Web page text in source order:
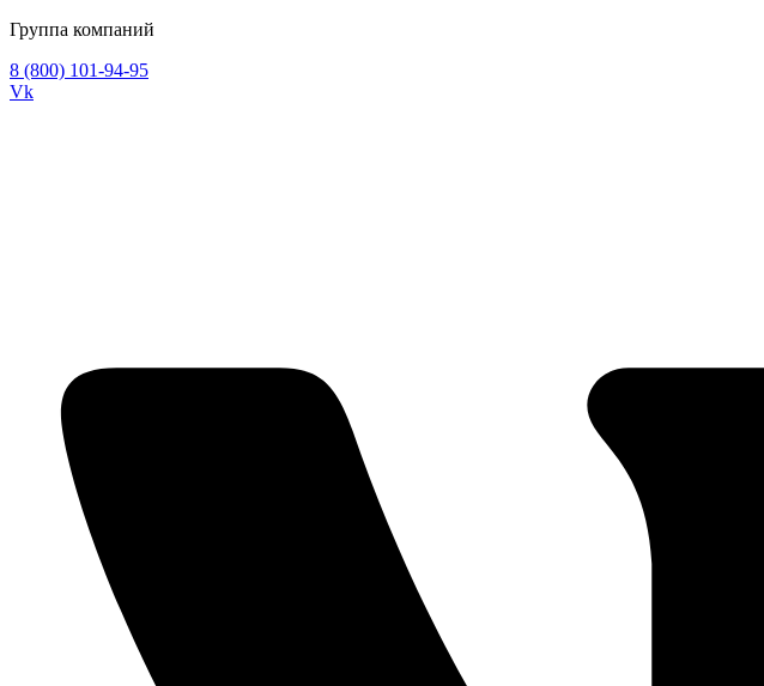
Группа компаний
8 (800) 101-94-95
Vk